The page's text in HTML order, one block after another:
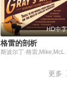
HD中字
格雷的剖析
斯波尔丁·
更多